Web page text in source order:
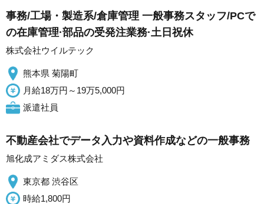
事務/工場・製造系/倉庫管理 一般事務スタッフ/PCで
の在庫管理·部品の受発注業務·土日祝休
株式会社ウイルテック
熊本県 菊陽町
月給18万円～19万5,000円
派遣社員
不動産会社でデータ入力や資料作成などの一般事務
旭化成アミダス株式会社
東京都 渋谷区
時給1,800円